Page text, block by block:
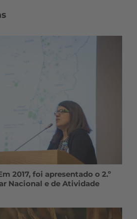
2017, foi apresentado o 2.º
Nacional e de Atividade